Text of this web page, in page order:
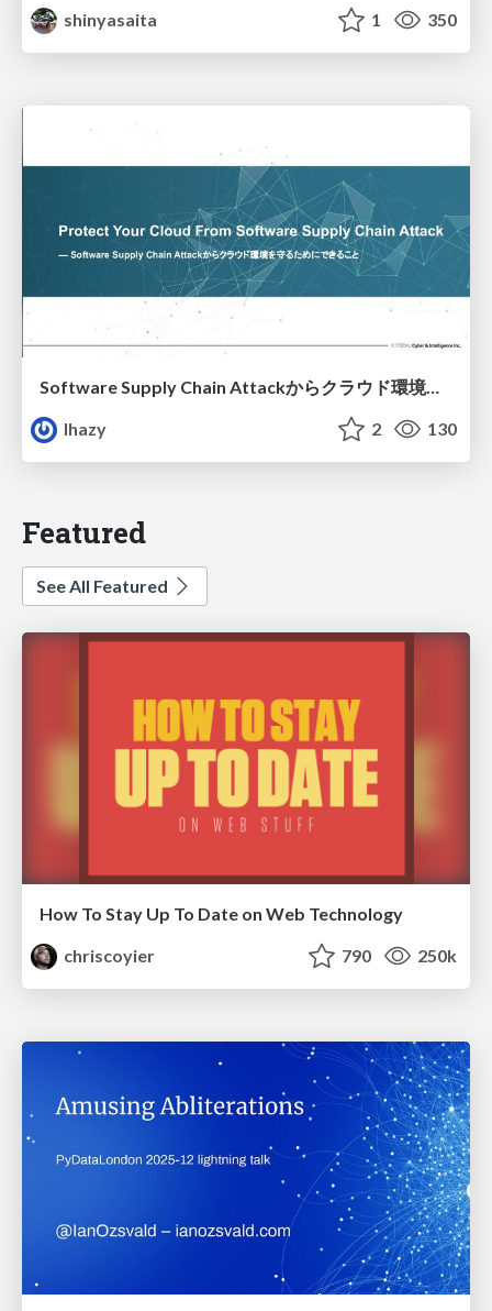
shinyasaita
1 350
Software Supply Chain Attackからクラウド環境を守るためにできること
lhazy
2 130
Featured
See All Featured
How To Stay Up To Date on Web Technology
chriscoyier
790 250k